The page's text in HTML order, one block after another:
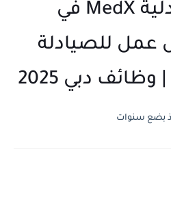
💊 وظائف صيدلية MedX في
عمل للصيادلة
دبي 2025
بضع سنوات